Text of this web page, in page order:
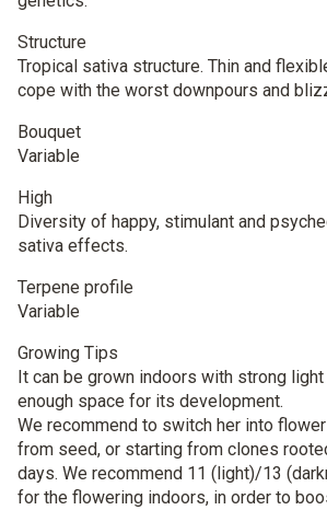
Structure
Tropical sativa structure. Thin and
cope with the worst downpours and
Bouquet
Variable
High
Diversity of happy, stimulant and
sativa effects.
Terpene profile
Variable
Growing Tips
It can be grown indoors with strong
enough space for its development.
We recommend to switch her into
from seed, or starting from clones
days. We recommend 11 (light)/13
for the flowering indoors, in order to